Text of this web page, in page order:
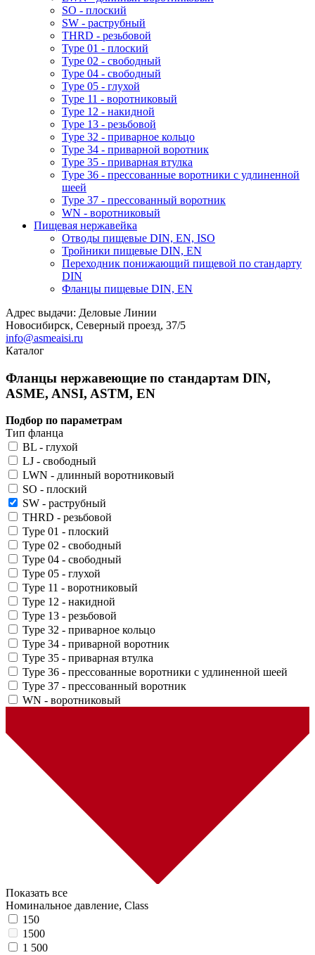
SO - плоский
SW - раструбный
THRD - резьбовой
Type 01 - плоский
Type 02 - свободный
Type 04 - свободный
Type 05 - глухой
Type 11 - воротниковый
Type 12 - накидной
Type 13 - резьбовой
Type 32 - приварное кольцо
Type 34 - приварной воротник
Type 35 - приварная втулка
Type 36 - прессованные воротники с удлиненной
шеей
Type 37 - прессованный воротник
WN - воротниковый
Пищевая нержавейка
Отводы пищевые DIN, EN, ISO
Тройники пищевые DIN, EN
Переходник понижающий пищевой по стандарту
DIN
Фланцы пищевые DIN, EN
Адрес выдачи: Деловые Линии
Новосибирск, Северный проезд, 37/5
info@asmeaisi.ru
Каталог
Фланцы нержавеющие по стандартам DIN,
ASME, ANSI, ASTM, EN
Подбор по параметрам
Тип фланца
BL - глухой
LJ - свободный
LWN - длинный воротниковый
SO - плоский
SW - раструбный
THRD - резьбовой
Type 01 - плоский
Type 02 - свободный
Type 04 - свободный
Type 05 - глухой
Type 11 - воротниковый
Type 12 - накидной
Type 13 - резьбовой
Type 32 - приварное кольцо
Type 34 - приварной воротник
Type 35 - приварная втулка
Type 36 - прессованные воротники с удлиненной шеей
Type 37 - прессованный воротник
WN - воротниковый
Показать все
Номинальное давление, Class
150
1500
1 500